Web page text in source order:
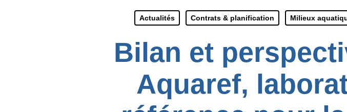
Actualités Contrats & planification Milieux
Bilan et
Aquaref,